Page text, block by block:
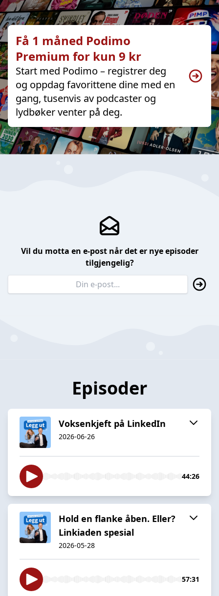
Få 1 måned Podimo
Premium for kun 9 kr
Start med Podimo – registrer deg
og oppdag favorittene dine med en
gang, tusenvis av podcaster og
lydbøker venter på deg.
Vil du motta en e-post når det er nye episoder
tilgjengelig?
Episoder
Voksenkjeft på LinkedIn
2026-06-26
44:26
Hold en flanke åben. Eller?
Linkiaden spesial
2026-05-28
57:31